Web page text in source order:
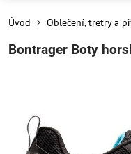
Úvod Oblečení, tretry a
Bontrager Boty